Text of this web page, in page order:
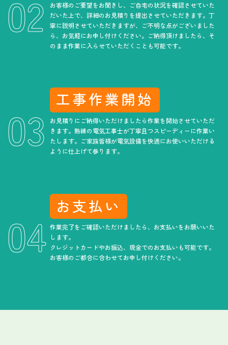
お客様のご要望をお聞きし、ご自宅の状況を確認させていた
だいた上で、詳細のお見積りを提出させていただきます。丁
寧に説明させていただきますが、ご不明な点がございました
ら、お気軽にお申し付けください。ご納得頂けましたら、そ
のまま作業に入らせていただくことも可能です。
工事作業開始
お見積りにご納得いただけましたら作業を開始させていただ
きます。熟練の電気工事士が丁寧且つスピーディーに作業い
たします。ご家族皆様が電気設備を快適にお使いいただける
ように仕上げて参ります。
お支払い
作業完了をご確認いただけましたら、お支払いをお願いいた
します。
クレジットカードやお振込、現金でのお支払いも可能です。
お客様のご都合に合わせてお申し付けください。